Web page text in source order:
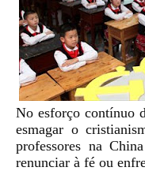
No esforço contínuo
esmagar o
professores na
renunciar à fé ou